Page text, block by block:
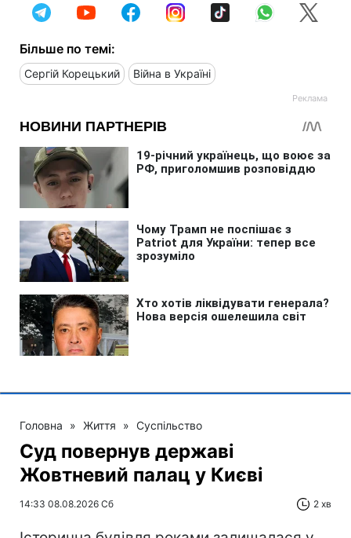
Більше по темі:
Сергій Корецький Війна в Україні
Головна » Життя » Суспільство
Суд повернув державі
Жовтневий палац у Києві
14:33 08.08.2026 Сб 2 хв